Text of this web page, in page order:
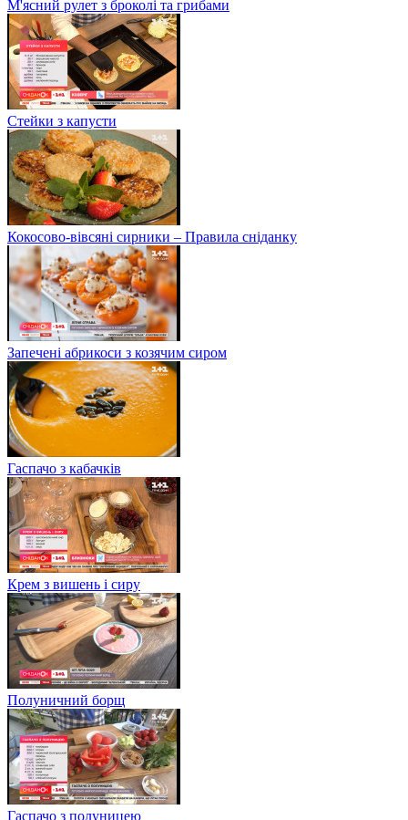
М'ясний рулет з броколі та грибами
Стейки з капусти
Кокосово-вівсяні сирники – Правила сніданку
Запечені абрикоси з козячим сиром
Гаспачо з кабачків
Крем з вишень і сиру
Полуничний борщ
Гаспачо з полуницею